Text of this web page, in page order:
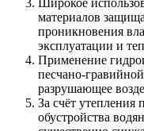
Широкое
материалов
проникновения
эксплуатации и
Применение
песчано-
разрушающее
За счёт утепления
обустройства